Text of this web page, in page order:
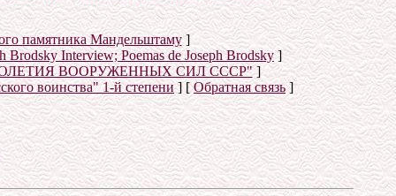
памятника Мандельштаму]
Brodsky Interview; Poemas de Joseph Brodsky]
ВООРУЖЕННЫХ СИЛ СССР"]
воинства" 1-й степени ] [Обратная связь ]